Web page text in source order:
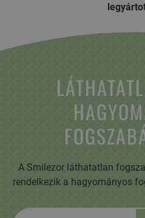
A Smilezor láthatatlan
rendelkezik a hagyományos